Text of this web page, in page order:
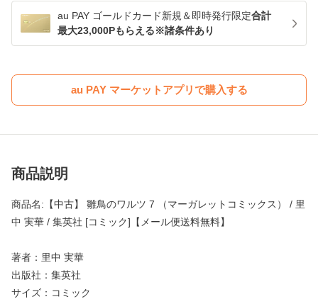
au PAY ゴールドカード新規＆即時発行限定合計
最大23,000Pもらえる※諸条件あり
au PAY マーケットアプリで購入する
商品説明
商品名:【中古】 雛鳥のワルツ 7 （マーガレットコミックス） / 里
中 実華 / 集英社 [コミック]【メール便送料無料】
著者：里中 実華
出版社：集英社
サイズ：コミック